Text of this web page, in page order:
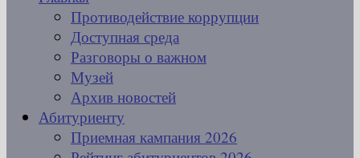
Противодействие коррупции
Доступная среда
Разговоры о важном
Музей
Архив новостей
Абитуриенту
Приемная кампания 2026